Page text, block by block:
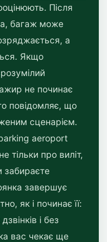
Після
багаж може
а
Якщо
не починає
повідомляє, що
сценарієм.
aeroport
тільки про виліт,
забираєте
завершує
як і починає її:
і без
вас чекає ще